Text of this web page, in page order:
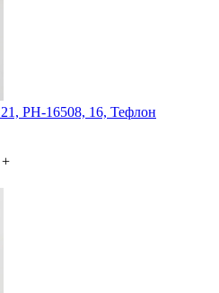
PH-16508, 16, Тефлон
+